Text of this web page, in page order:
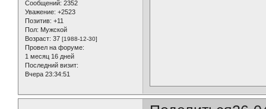
Сообщений: 2352
Уважение: +2523
Позитив: +11
Пол: Мужской
Возраст: 37 [1988-12-30]
Провел на форуме:
1 месяц 16 дней
Последний визит:
Вчера 23:34:51